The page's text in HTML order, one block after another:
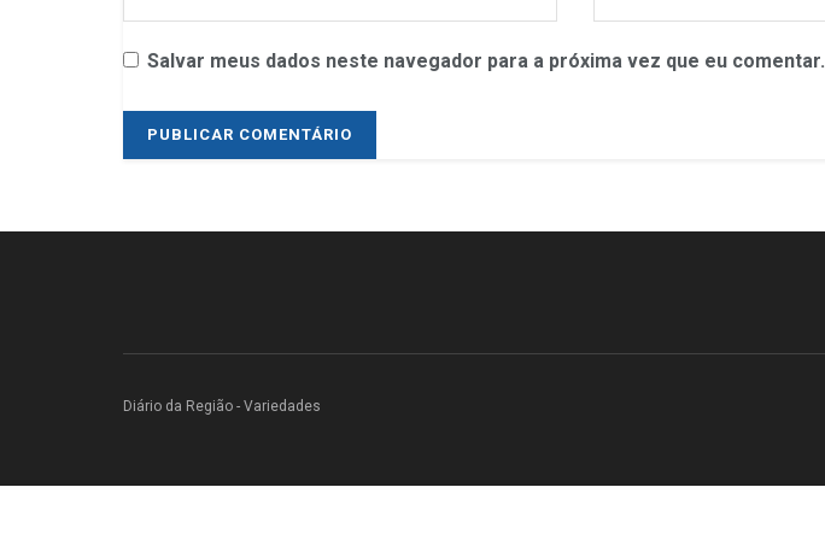
Salvar meus dados neste navegador para a próxima vez que eu comentar.
Diário da Região - Variedades